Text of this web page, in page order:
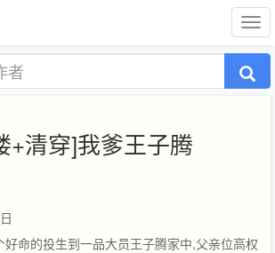
+清穿]我爹王子腾
好命的投生到一品大员王子腾家中,父亲位高权